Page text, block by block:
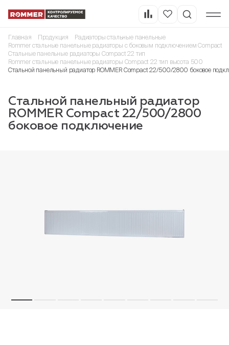
Главная Продукция
Радиаторы стальные панельные
Rommer стальные панельные радиаторы с боковым подключением Compact
Стальные панельные радиаторы Compact 22 тип
Rommer стальные панельные радиаторы Compact 22 тип высота 500
Стальной панельный радиатор ROMMER Compact 22/500/2800 боковое
Стальной панельный радиатор
ROMMER Compact 22/500/2800
боковое подключение